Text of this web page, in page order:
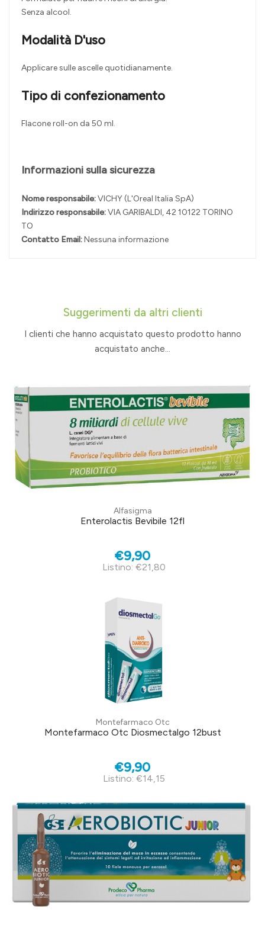
Senza alcool.
Modalità D'uso
Applicare sulle ascelle quotidianamente.
Tipo di confezionamento
Flacone roll-on da 50 ml.
Informazioni sulla sicurezza
Nome responsabile:VICHY (L'Oreal Italia SpA)
Indirizzo responsabile:VIA GARIBALDI, 42 10122 TORINO
TO
Contatto Email:Nessuna informazione
Suggerimenti da altri clienti
I clienti che hanno acquistato questo prodotto hanno
acquistato anche...
Alfasigma
Enterolactis Bevibile 12fl
€9,90
Listino: €21,80
Montefarmaco Otc
Montefarmaco Otc Diosmectalgo 12bust
€9,90
Listino: €14,15